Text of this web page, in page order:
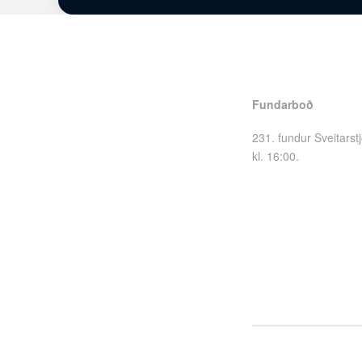
Fundarboð
231. fundur
kl. 16:00.